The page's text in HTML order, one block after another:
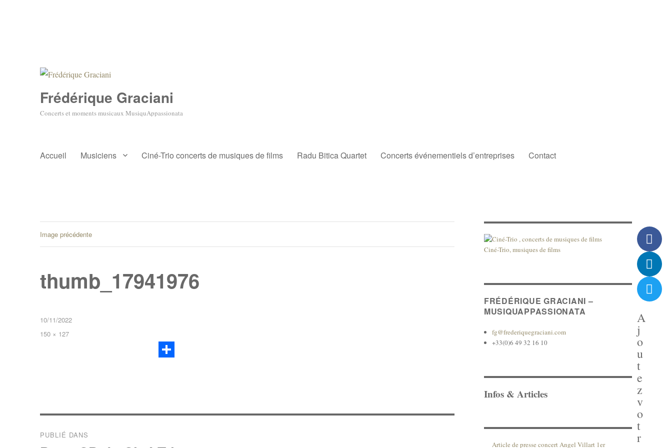
Frédérique Graciani
Concerts et moments musicaux MusiquAppassionata
Accueil Musiciens Ciné-Trio concerts de musiques de films Radu Bitica Quartet Concerts événementiels d’entreprises Contact
Image précédente
thumb_17941976
t
g
10/11/2022
150 × 127
PUBLIÉ DANS
Ciné-Trio, musiques de films
FRÉDÉRIQUE GRACIANI –
MUSIQUAPPASSIONATA
fg@frederiquegraciani.com
+33(0)6 49 32 16 10
Infos & Articles
Article de presse concert Angel Villart 1er
A
j
o
u
t
e
z
v
o
t
r